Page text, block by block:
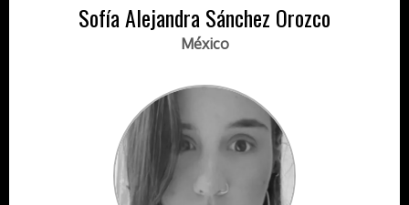
Sofía Alejandra Sánchez Orozco
México